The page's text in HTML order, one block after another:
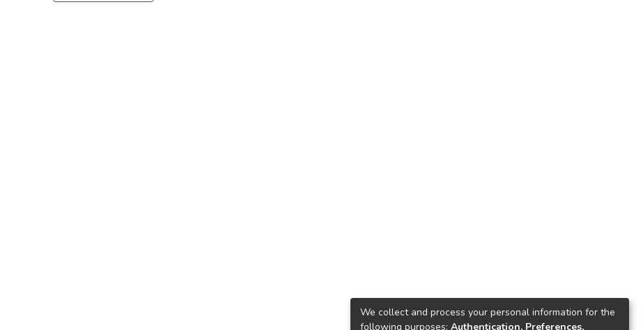
We collect and process your personal information for the
following purposes: Authentication, Preferences,